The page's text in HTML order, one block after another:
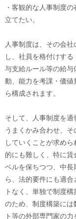
・客観的な人事制度
立てたい。
人事制度は、その会
し、社員を格付けす
与支給ルール等の給
動、能力を考課・価
ら構成されます。
そして、人事制度を
うまくかみ合わせ、
していくことが求め
的にも難しく、特に
ベルを保ちつつ、中
ら、法的要件にも適
トなく、単独で制度
のため、制度構築に
ト等の外部専門家の